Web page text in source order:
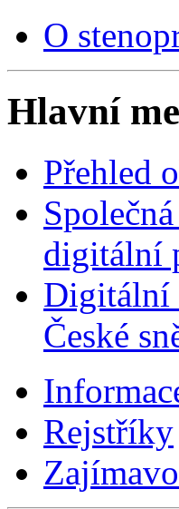
O
Hlavní
Přehled
digitální
Digitální
České
Rejstříky